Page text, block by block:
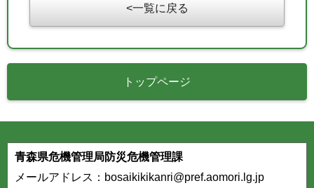
一覧に戻る
トップページ
青森県危機管理局防災危機管理課
メールアドレス：bosaikikikanri@pref.aomori.lg.jp